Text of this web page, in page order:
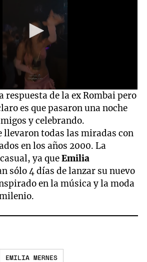
respuesta de la ex Rombai pero
es que pasaron una noche
y celebrando.
llevaron todas las miradas con
en los años 2000. La
ya queEmilia
sólo 4 días de lanzar su nuevo
en la música y la moda
EMILIA MERNES